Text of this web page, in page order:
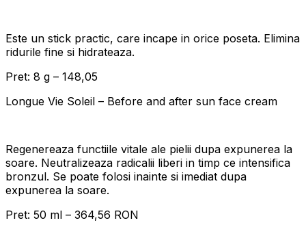
Este un stick practic, care incape in orice poseta. Elimina
ridurile fine si hidrateaza.
Pret: 8 g – 148,05
Longue Vie Soleil – Before and after sun face cream
Regenereaza functiile vitale ale pielii dupa expunerea la
soare. Neutralizeaza radicalii liberi in timp ce intensifica
bronzul. Se poate folosi inainte si imediat dupa
expunerea la soare.
Pret: 50 ml – 364,56 RON